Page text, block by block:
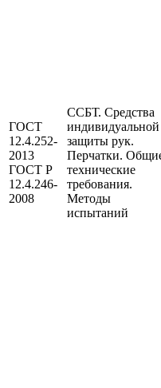
ГОСТ
12.4.252-
2013
ГОСТ Р
12.4.246-
2008
ССБТ. Средства
индивидуальной
защиты рук.
Перчатки.
технические
требования.
Методы
испытаний